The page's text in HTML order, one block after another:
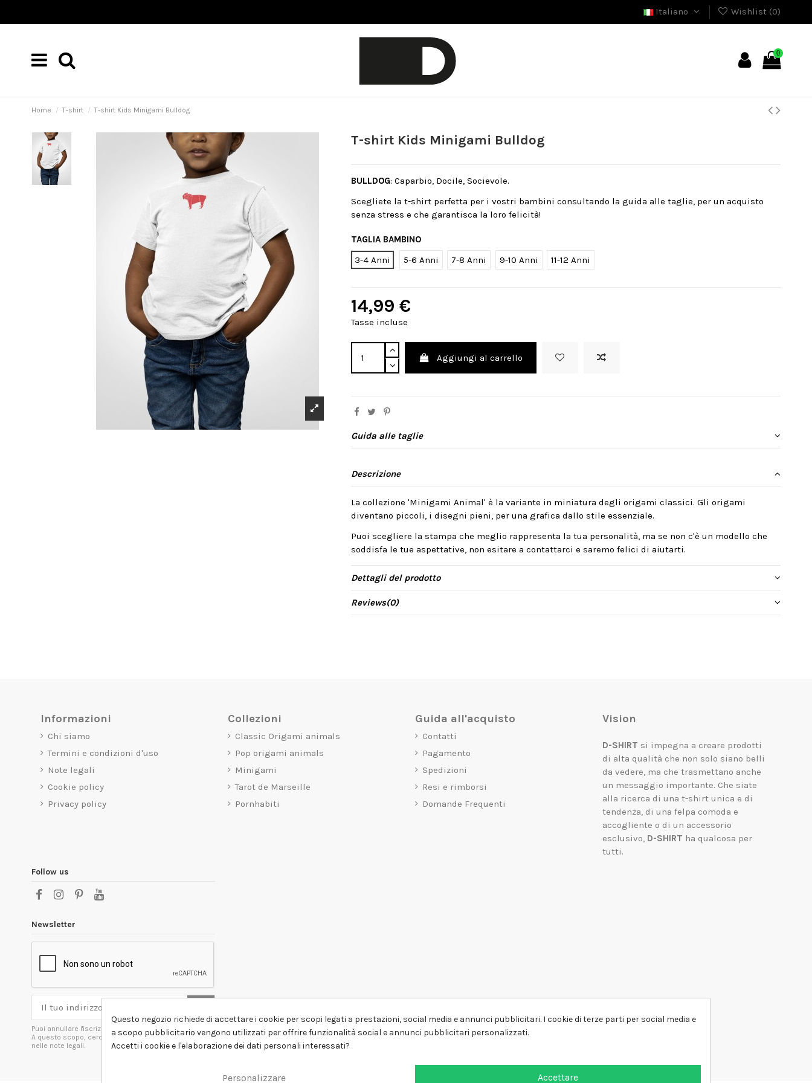
Italiano Wishlist (0)
0
Home T-shirt T-shirt Kids Minigami Bulldog
T-shirt Kids Minigami Bulldog
BULLDOG: Caparbio, Docile, Socievole.
Scegliete la t-shirt perfetta per i vostri bambini consultando la guida alle taglie, per un acquisto
senza stress e che garantisca la loro felicità!
TAGLIA BAMBINO
3-4 Anni
5-6 Anni 7-8 Anni 9-10 Anni 11-12 Anni
14,99 €
Tasse incluse
Aggiungi al carrello
Guida alle taglie
Descrizione
La collezione 'Minigami Animal' è la variante in miniatura degli origami classici. Gli origami
diventano piccoli, i disegni pieni, per una grafica dallo stile essenziale.
Puoi scegliere la stampa che meglio rappresenta la tua personalità, ma se non c'è un modello che
soddisfa le tue aspettative, non esitare a contattarci e saremo felici di aiutarti.
Dettagli del prodotto
Reviews(0)
Informazioni
Chi siamo
Termini e condizioni d'uso
Note legali
Cookie policy
Privacy policy
Collezioni
Classic Origami animals
Pop origami animals
Minigami
Tarot de Marseille
Pornhabiti
Guida all'acquisto
Contatti
Pagamento
Spedizioni
Resi e rimborsi
Domande Frequenti
Vision
D-SHIRT si impegna a creare prodotti
di alta qualità che non solo siano belli
da vedere, ma che trasmettano anche
un messaggio importante. Che siate
alla ricerca di una t-shirt unica e di
tendenza, di una felpa comoda e
accogliente o di un accessorio
esclusivo, D-SHIRT ha qualcosa per
tutti.
Follow us
Newsletter
Puoi annullare l'iscrizione in ogni momenti.
A questo scopo, cerca le info di contatto
nelle note legali.
Questo negozio richiede di accettare i cookie per scopi legati a prestazioni, social media e annunci pubblicitari. I cookie di terze parti per social media e
a scopo pubblicitario vengono utilizzati per offrire funzionalità social e annunci pubblicitari personalizzati.
Accetti i cookie e l'elaborazione dei dati personali interessati?
Accettare
Personalizzare